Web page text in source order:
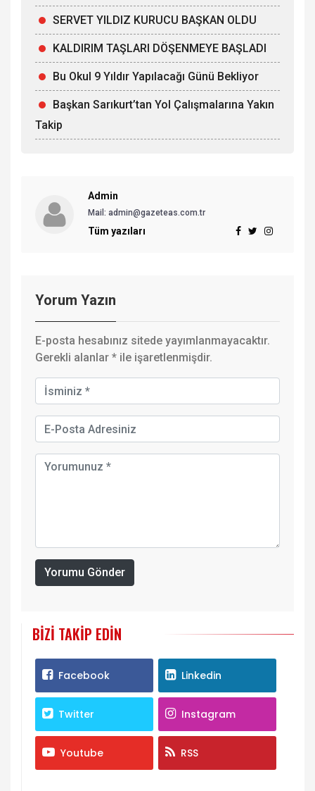
SERVET YILDIZ KURUCU BAŞKAN OLDU
KALDIRIM TAŞLARI DÖŞENMEYE BAŞLADI
Bu Okul 9 Yıldır Yapılacağı Günü Bekliyor
Başkan Sarıkurt’tan Yol Çalışmalarına Yakın
Takip
Admin
Mail: admin@gazeteas.com.tr
Tüm yazıları
Yorum Yazın
E-posta hesabınız sitede yayımlanmayacaktır.
Gerekli alanlar * ile işaretlenmişdir.
Yorumu Gönder
BIZI TAKIP EDIN
Facebook Linkedin
Twitter Instagram
Youtube RSS